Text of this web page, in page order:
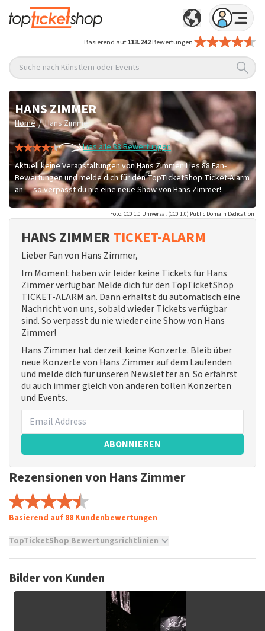
Basierend auf113.242Bewertungen
Suche nach Künstlern oder Events
HANS ZIMMER
Home / Hans Zimmer
Lies alle 88 Bewertungen
Aktuell keine Veranstaltungen von Hans Zimmer. Lies 88 Fan-
Bewertungen und melde dich für den TopTicketShop Ticket-Alarm
an — so verpasst du nie eine neue Show von Hans Zimmer!
Foto: CC0 1.0 Universal (CC0 1.0) Public Domain Dedication
HANS ZIMMER TICKET-ALARM
Lieber Fan von Hans Zimmer,
Im Moment haben wir leider keine Tickets für Hans
Zimmer verfügbar. Melde dich für den TopTicketShop
TICKET-ALARM an. Dann erhältst du automatisch eine
Nachricht von uns, sobald wieder Tickets verfügbar
sind. So verpasst du nie wieder eine Show von Hans
Zimmer!
Hans Zimmer hat derzeit keine Konzerte. Bleib über
neue Konzerte von Hans Zimmer auf dem Laufenden
und melde dich für unseren Newsletter an. So erfährst
du auch immer gleich von anderen tollen Konzerten
und Events.
ABONNIEREN
Rezensionen von Hans Zimmer
Basierend auf 88 Kundenbewertungen
TopTicketShop Bewertungsrichtlinien
Es ist nicht möglich, eine Bewertung abzugeben, wenn du
beleidigender Sprache und/oder falschen Angaben werden
nicht veröffentlicht. Es kann einige Wochen dauern, bis eine
Bewertung veröffentlicht wird.
Bilder von Kunden